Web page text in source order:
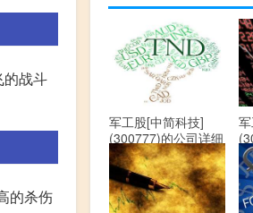
的战斗
的杀伤
军工股[中简科技]
(300777)的公司详细
资料